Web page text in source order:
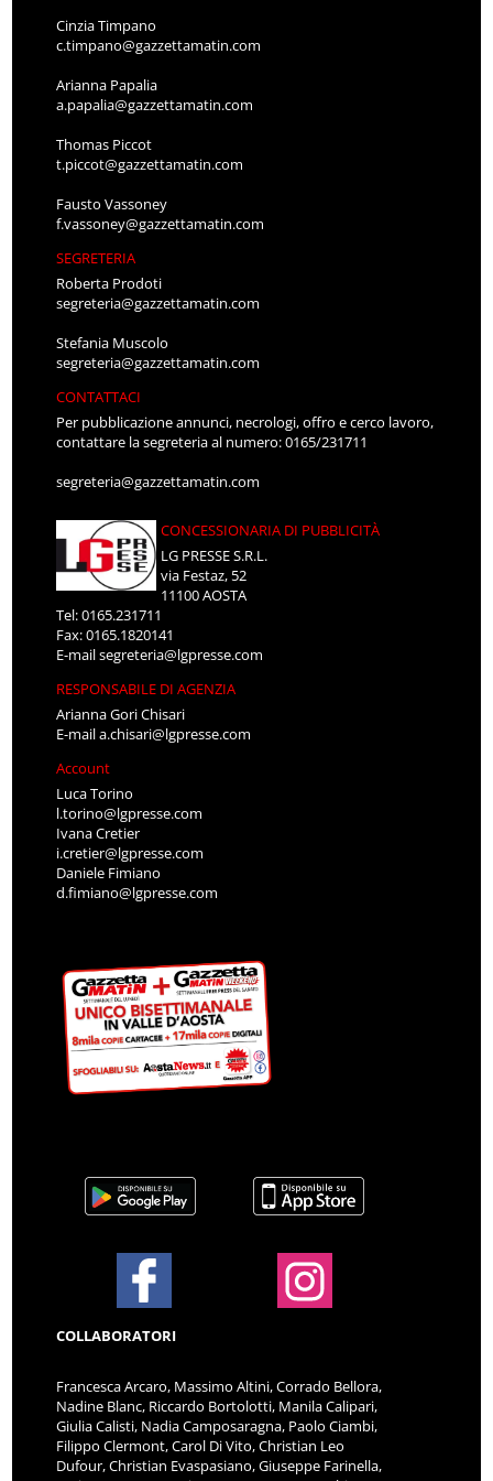
Cinzia Timpano
c.timpano@gazzettamatin.com
Arianna Papalia
a.papalia@gazzettamatin.com
Thomas Piccot
t.piccot@gazzettamatin.com
Fausto Vassoney
f.vassoney@gazzettamatin.com
SEGRETERIA
Roberta Prodoti
segreteria@gazzettamatin.com
Stefania Muscolo
segreteria@gazzettamatin.com
CONTATTACI
Per pubblicazione annunci, necrologi, offro e cerco lavoro,
contattare la segreteria al numero: 0165/231711
segreteria@gazzettamatin.com
CONCESSIONARIA DI PUBBLICITÀ
LG PRESSE S.R.L.
via Festaz, 52
11100 AOSTA
Tel: 0165.231711
Fax: 0165.1820141
E-mailsegreteria@lgpresse.com
RESPONSABILE DI AGENZIA
Arianna Gori Chisari
E-maila.chisari@lgpresse.com
Account
Luca Torino
l.torino@lgpresse.com
Ivana Cretier
i.cretier@lgpresse.com
Daniele Fimiano
d.fimiano@lgpresse.com
COLLABORATORI
Francesca Arcaro, Massimo Altini, Corrado Bellora,
Nadine Blanc, Riccardo Bortolotti, Manila Calipari,
Giulia Calisti, Nadia Camposaragna, Paolo Ciambi,
Filippo Clermont, Carol Di Vito, Christian Leo
Dufour, Christian Evaspasiano, Giuseppe Farinella,